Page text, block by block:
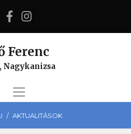
Ferenc
Nagykanizsa
AKTUALITÁSOK